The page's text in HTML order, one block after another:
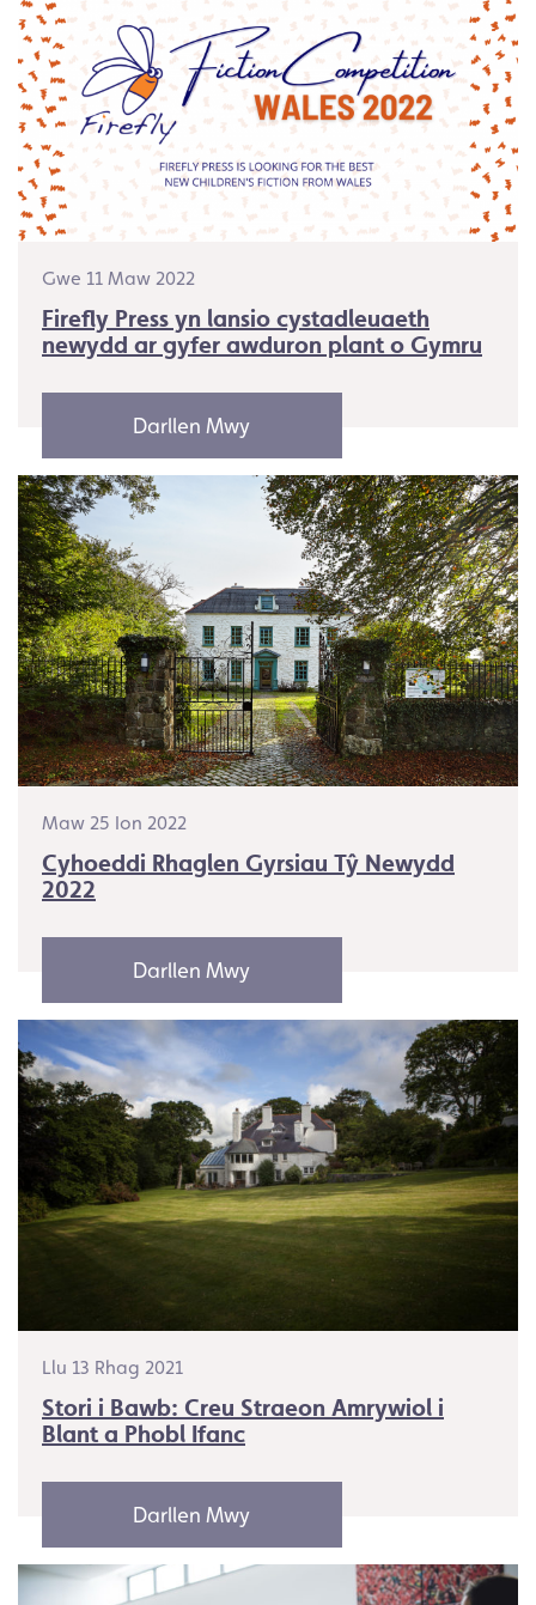
Gwe 11 Maw 2022
Firefly Press yn lansio cystadleuaeth
newydd ar gyfer awduron plant o Gymru
Darllen Mwy
Maw 25 Ion 2022
Cyhoeddi Rhaglen Gyrsiau Tŷ Newydd
2022
Darllen Mwy
Llu 13 Rhag 2021
Stori i Bawb: Creu Straeon Amrywiol i
Blant a Phobl Ifanc
Darllen Mwy